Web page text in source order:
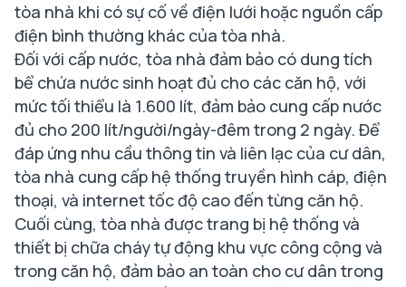
tòa nhà khi có sự cố về điện lưới hoặc nguồn cấp
điện bình thường khác của tòa nhà.
Đối với cấp nước, tòa nhà đảm bảo có dung tích
bể chứa nước sinh hoạt đủ cho các căn hộ, với
mức tối thiểu là 1.600 lít, đảm bảo cung cấp nước
đủ cho 200 lít/người/ngày-đêm trong 2 ngày. Để
đáp ứng nhu cầu thông tin và liên lạc của cư dân,
tòa nhà cung cấp hệ thống truyền hình cáp, điện
thoại, và internet tốc độ cao đến từng căn hộ.
Cuối cùng, tòa nhà được trang bị hệ thống và
thiết bị chữa cháy tự động khu vực công cộng và
trong căn hộ, đảm bảo an toàn cho cư dân trong